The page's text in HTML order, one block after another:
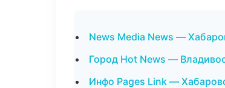
News Media News —
Город Hot News —
Инфо Pages Link —